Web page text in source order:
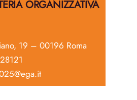
ORGANIZZATIVA
19 – 00196 Roma